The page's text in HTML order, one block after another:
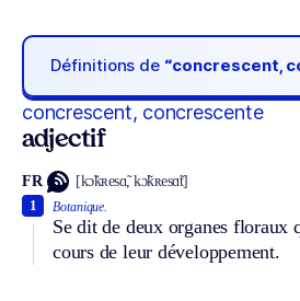
Définitions de “concrescent,
concrescent, concrescente
adjectif
FR [kɔ̃kʀesɑ̃, kɔ̃kʀesɑ̃t]
Botanique.
Se dit de deux organes floraux
cours de leur développement.
1